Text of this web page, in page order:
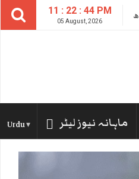
11 : 22 : 45 PM
05 August, 2026
ماہانہ نیوز لیٹر Urdu